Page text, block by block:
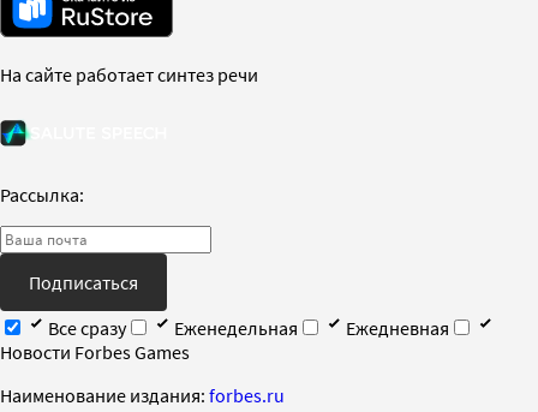
На сайте работает синтез речи
Рассылка:
Подписаться
Все сразу
Еженедельная
Ежедневная
Новости Forbes Games
Наименование издания: forbes.ru